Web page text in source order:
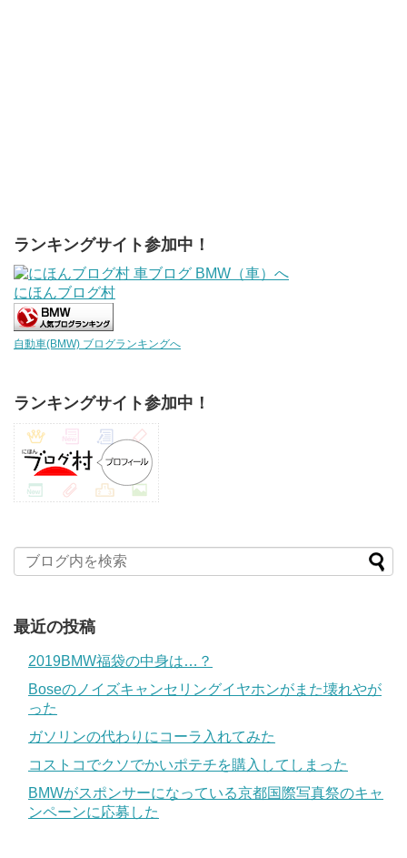
ランキングサイト参加中！
にほんブログ村
自動車(BMW) ブログランキングへ
ランキングサイト参加中！
最近の投稿
2019BMW福袋の中身は…？
Boseのノイズキャンセリングイヤホンがまた壊れやが
った
ガソリンの代わりにコーラ入れてみた
コストコでクソでかいポテチを購入してしまった
BMWがスポンサーになっている京都国際写真祭のキャ
ンペーンに応募した